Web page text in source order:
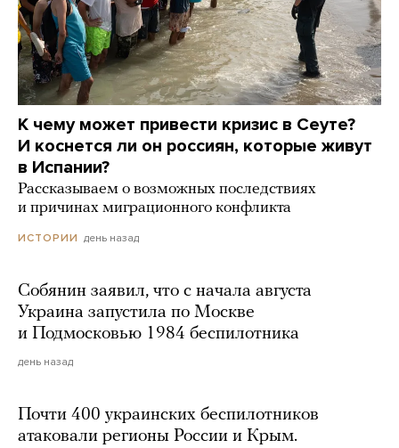
К чему может привести кризис в Сеуте?
И коснется ли он россиян, которые живут
в Испании?
Рассказываем о возможных последствиях
и причинах миграционного конфликта
ИСТОРИИ день назад
Собянин заявил, что с начала августа
Украина запустила по Москве
и Подмосковью 1984 беспилотника
день назад
Почти 400 украинских беспилотников
атаковали регионы России и Крым.